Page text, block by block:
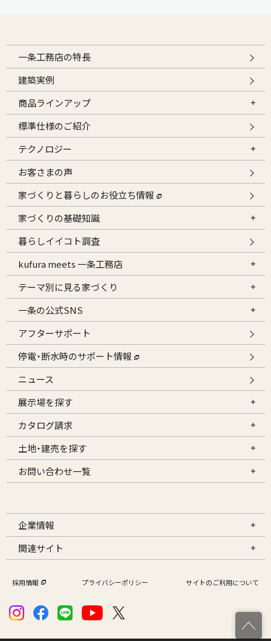
一条工務店の特長
建築実例
商品ラインアップ
標準仕様のご紹介
テクノロジー
お客さまの声
家づくりと暮らしのお役立ち情報
家づくりの基礎知識
暮らしイイコト調査
kufura meets 一条工務店
テーマ別に見る家づくり
一条の公式SNS
アフターサポート
停電・断水時のサポート情報
ニュース
展示場を探す
カタログ請求
土地・建売を探す
お問い合わせ一覧
企業情報
関連サイト
採用情報 プライバシーポリシー サイトのご利用について